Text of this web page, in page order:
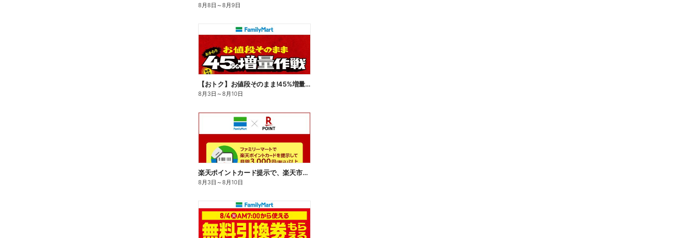
8月8日 ～8月9日
【おトク】お値段そのまま!45%増量作戦!
8月3日 ～8月10日
楽天ポイントカード提示で、楽天市場でのお買い物がおトクに!
8月3日 ～8月10日